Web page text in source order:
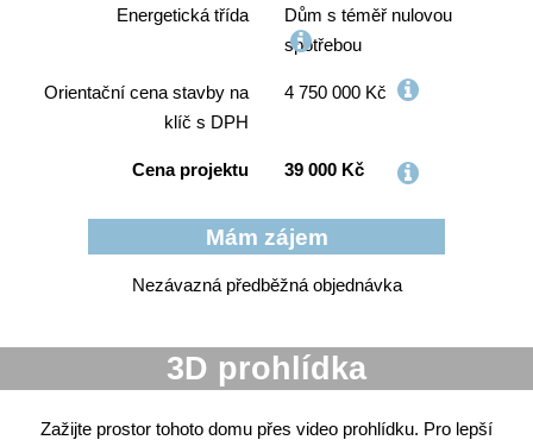
Energetická třída
Dům s téměř nulovou
spotřebou
Orientační cena stavby na
klíč s DPH
4 750 000 Kč
Cena projektu 39 000 Kč
Nezávazná předběžná objednávka
3D prohlídka
Zažijte prostor tohoto domu přes video prohlídku. Pro lepší